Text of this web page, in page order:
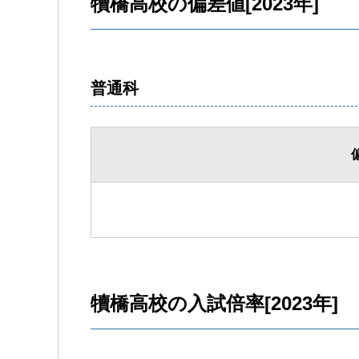
普通科
犢橋高校の入試倍率[2023年]